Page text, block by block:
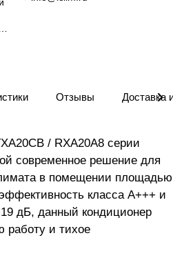
Отзывы Доставка
/ RXA20A8 серии
современное решение для
в помещении площадью
класса A+++ и
дБ, данный кондиционер
работу и тихое